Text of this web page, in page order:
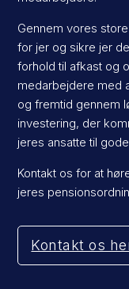
Gennem vores
for jer og sikre jer
forhold til afkast og
medarbejdere med
og fremtid gennem
investering, der
jeres ansatte til
Kontakt os for at
jeres
Kontakt os